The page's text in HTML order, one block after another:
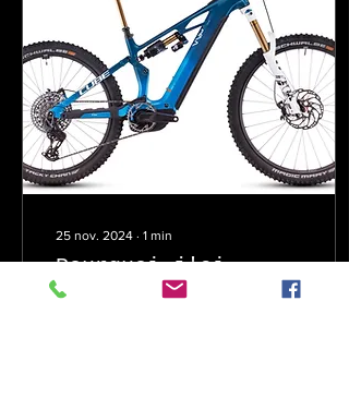
25 nov. 2024 ∙ 1 min
Pourquoi j'ai
choisi